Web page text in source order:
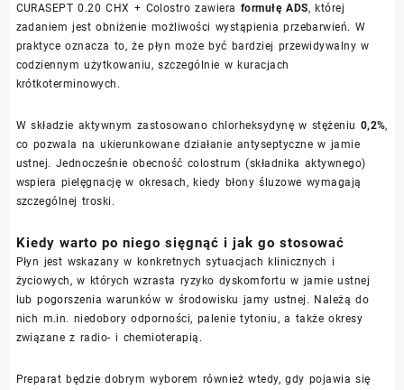
CURASEPT 0.20 CHX + Colostro zawiera formułę ADS, której
zadaniem jest obniżenie możliwości wystąpienia przebarwień. W
praktyce oznacza to, że płyn może być bardziej przewidywalny w
codziennym użytkowaniu, szczególnie w kuracjach
krótkoterminowych.
W składzie aktywnym zastosowano chlorheksydynę w stężeniu 0,2%,
co pozwala na ukierunkowane działanie antyseptyczne w jamie
ustnej. Jednocześnie obecność colostrum (składnika aktywnego)
wspiera pielęgnację w okresach, kiedy błony śluzowe wymagają
szczególnej troski.
Kiedy warto po niego sięgnąć i jak go stosować
Płyn jest wskazany w konkretnych sytuacjach klinicznych i
życiowych, w których wzrasta ryzyko dyskomfortu w jamie ustnej
lub pogorszenia warunków w środowisku jamy ustnej. Należą do
nich m.in. niedobory odporności, palenie tytoniu, a także okresy
związane z radio- i chemioterapią.
Preparat będzie dobrym wyborem również wtedy, gdy pojawia się